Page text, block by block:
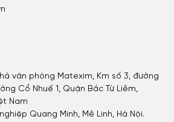
văn phòng Matexim, Km số 3, đường
Cổ Nhuế 1, Quận Bắc Từ Liêm,
Nam
Quang Minh, Mê Linh, Hà Nội.